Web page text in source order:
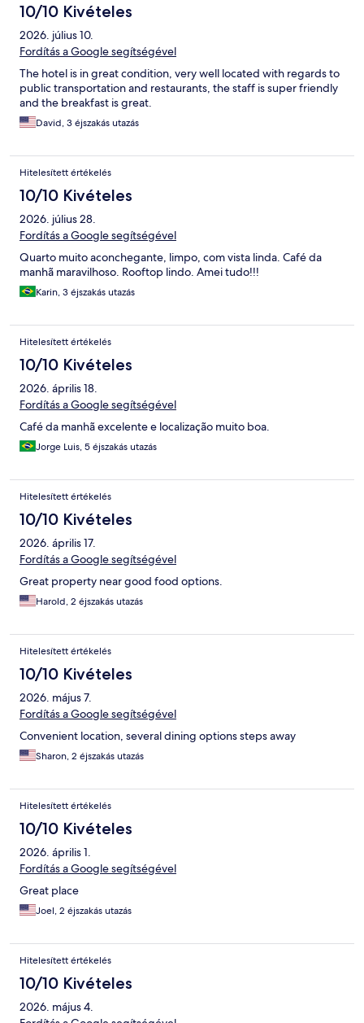
10/10 Kivételes
2026. július 10.
Fordítás a Google segítségével
The hotel is in great condition, very well located with regards to
public transportation and restaurants, the staff is super friendly
and the breakfast is great.
David, 3 éjszakás utazás
Hitelesített értékelés
10/10 Kivételes
2026. július 28.
Fordítás a Google segítségével
Quarto muito aconchegante, limpo, com vista linda. Café da
manhã maravilhoso. Rooftop lindo. Amei tudo!!!
Karin, 3 éjszakás utazás
Hitelesített értékelés
10/10 Kivételes
2026. április 18.
Fordítás a Google segítségével
Café da manhã excelente e localização muito boa.
Jorge Luis, 5 éjszakás utazás
Hitelesített értékelés
10/10 Kivételes
2026. április 17.
Fordítás a Google segítségével
Great property near good food options.
Harold, 2 éjszakás utazás
Hitelesített értékelés
10/10 Kivételes
2026. május 7.
Fordítás a Google segítségével
Convenient location, several dining options steps away
Sharon, 2 éjszakás utazás
Hitelesített értékelés
10/10 Kivételes
2026. április 1.
Fordítás a Google segítségével
Great place
Joel, 2 éjszakás utazás
Hitelesített értékelés
10/10 Kivételes
2026. május 4.